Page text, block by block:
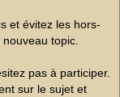
et évitez les hors-
topic.
pas à participer.
sur le sujet et